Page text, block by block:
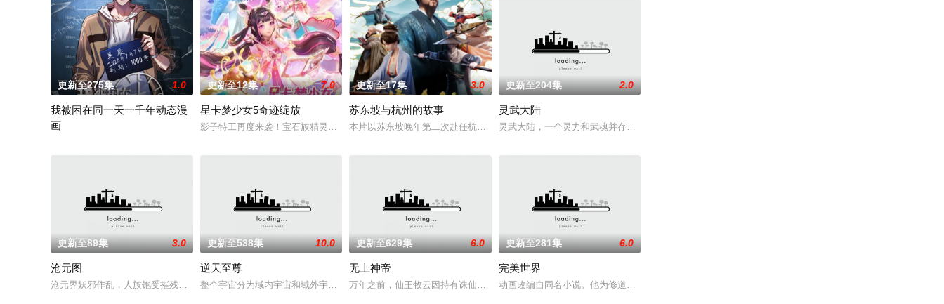
更新至275集 1.0
我被困在同一天一千年动态漫
画
更新至12集 7.0
星卡梦少女5奇迹绽放
影子特工再度来袭！宝石族精灵竟然成了关键所在！东方桃子与伙伴们一边为救治师父森木宇冲击仙蜜试炼赛冠军，
更新至17集 3.0
苏东坡与杭州的故事
本片以苏东坡晚年第二次赴任杭州，与老友佛印（一心想将苏东坡渡入佛门）、辽国女粉丝耶律云（原型为高丽使者
更新至204集 2.0
灵武大陆
灵武大陆，一个灵力和武魂并存的世界，灵修一念动山河，武者徒手撕天地。星辰镇昔日天才辰天，十岁后武
更新至89集 3.0
沧元图
沧元界妖邪作乱，人族饱受摧残，主角孟川自小立下为母复仇的誓言，以镜湖道院为起点，凭借坚毅无畏的心志与利
更新至538集 10.0
逆天至尊
整个宇宙分为域内宇宙和域外宇宙，两个宇宙彼此为敌，域外宇宙由天魔统治，域内宇宙分为神界，仙界，凡间。
更新至629集 6.0
无上神帝
万年之前，仙王牧云因持有诛仙图而遭人暗算，残魂沉睡万年之后，在天运大陆南云帝国有名的“废物牧云”身上觉
更新至281集 6.0
完美世界
动画改编自同名小说。他为修道而生，为应劫而至，他身化亿万血雨，洒落万古岁月，经历无数时空的熬炼，